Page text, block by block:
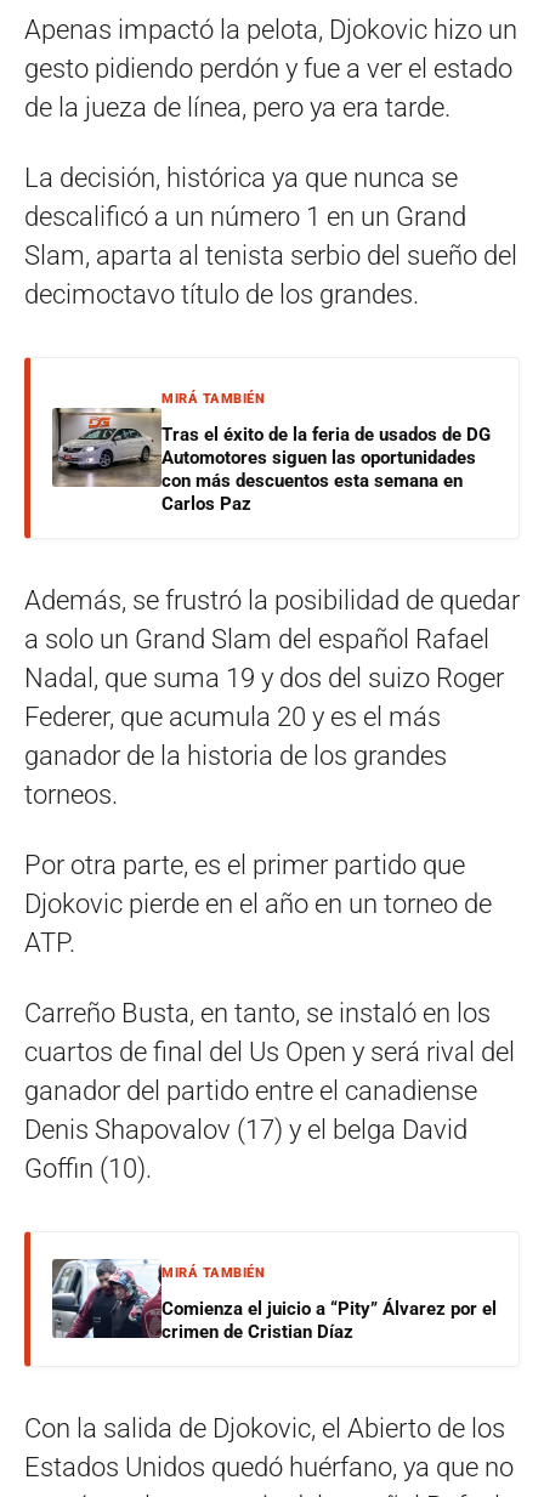
Apenas impactó la pelota, Djokovic hizo un
gesto pidiendo perdón y fue a ver el estado
de la jueza de línea, pero ya era tarde.
La decisión, histórica ya que nunca se
descalificó a un número 1 en un Grand
Slam, aparta al tenista serbio del sueño del
decimoctavo título de los grandes.
MIRÁ TAMBIÉN
Tras el éxito de la feria de usados de DG
Automotores siguen las oportunidades
con más descuentos esta semana en
Carlos Paz
Además, se frustró la posibilidad de quedar
a solo un Grand Slam del español Rafael
Nadal, que suma 19 y dos del suizo Roger
Federer, que acumula 20 y es el más
ganador de la historia de los grandes
torneos.
Por otra parte, es el primer partido que
Djokovic pierde en el año en un torneo de
ATP.
Carreño Busta, en tanto, se instaló en los
cuartos de final del Us Open y será rival del
ganador del partido entre el canadiense
Denis Shapovalov (17) y el belga David
Goffin (10).
MIRÁ TAMBIÉN
Comienza el juicio a “Pity” Álvarez por el
crimen de Cristian Díaz
Con la salida de Djokovic, el Abierto de los
Estados Unidos quedó huérfano, ya que no